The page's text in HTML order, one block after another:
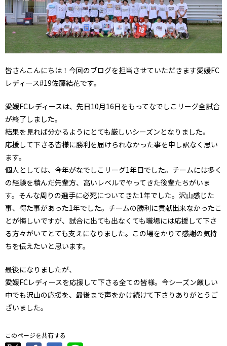
皆さんこんにちは！今回のブログを担当させていただきます愛媛FC
レディース#19佐藤結花です。
愛媛FCレディースは、先日10月16日をもってなでしこリーグ全試合
が終了しました。
結果を見れば分かるようにとても厳しいシーズンとなりました。
応援して下さる皆様に勝利を届けられなかった事を申し訳なく思い
ます。
個人としては、今年がなでしこリーグ1年目でした。チームには多く
の経験を積んだ先輩方、高いレベルでやってきた後輩たちがいま
す。そんな周りの選手に必死についてきた1年でした。沢山感じた
事、得た事があった1年でした。チームの勝利に貢献出来なかったこ
とが悔しいですが、試合に出ても出なくても職場には応援して下さ
る方々がいてとても支えになりました。この場をかりて感謝の気持
ちを伝えたいと思います。
最後になりましたが、
愛媛FCレディースを応援して下さる全ての皆様。今シーズン厳しい
中でも沢山の応援を、最後まで声をかけ続けて下さりありがとうご
ざいました。
このページを共有する